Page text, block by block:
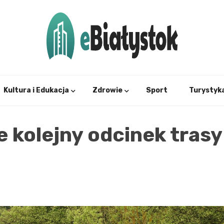
Kultura i Edukacja Zdrowie Sport
kolejny odcinek trasy